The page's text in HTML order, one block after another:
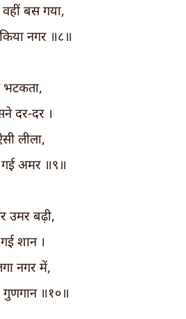
बस गया,
नगर ॥८॥
भटकता,
दर-दर ।
लीला,
अमर ॥९॥
बढ़ी,
शान ।
नगर में,
गुणगान ॥१०॥